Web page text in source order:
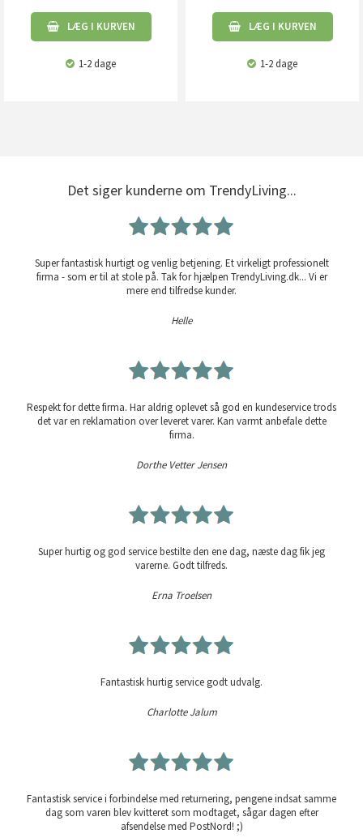
LÆG I KURVEN
1-2 dage
LÆG I KURVEN
1-2 dage
Det siger kunderne om TrendyLiving...
Super fantastisk hurtigt og venlig betjening. Et virkeligt professionelt
firma - som er til at stole på. Tak for hjælpen TrendyLiving.dk... Vi er
mere end tilfredse kunder.
Helle
Respekt for dette firma. Har aldrig oplevet så god en kundeservice trods
det var en reklamation over leveret varer. Kan varmt anbefale dette
firma.
Dorthe Vetter Jensen
Super hurtig og god service bestilte den ene dag, næste dag fik jeg
varerne. Godt tilfreds.
Erna Troelsen
Fantastisk hurtig service godt udvalg.
Charlotte Jalum
Fantastisk service i forbindelse med returnering, pengene indsat samme
dag som varen blev kvitteret som modtaget, sågar dagen efter
afsendelse med PostNord! ;)